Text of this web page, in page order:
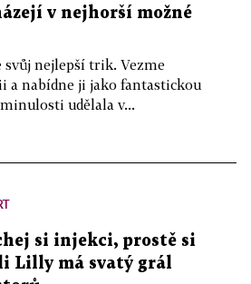
v nejhorší možné
svůj nejlepší trik. Vezme
a nabídne ji jako fantastickou
udělala v...
si injekci, prostě si
Lilly má svatý grál